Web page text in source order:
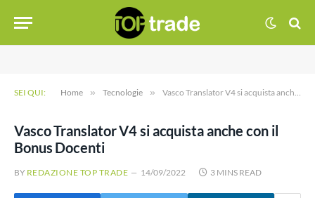
SEI QUI: Home » Tecnologie » Vasco Translator V4 si acquista anche con il Bonus Docenti
Vasco Translator V4 si acquista anche con il
Bonus Docenti
BY REDAZIONE TOP TRADE 14/09/2022 3 MINS READ